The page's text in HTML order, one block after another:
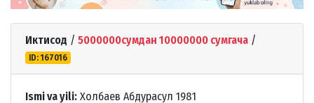
Иктисод / 5000000сумдан 10000000 сумгача /
ID: 167016
Ismi va yili: Холбаев Абдурасул 1981